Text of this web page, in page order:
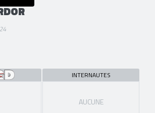
INTERNAUTES
AUCUNE